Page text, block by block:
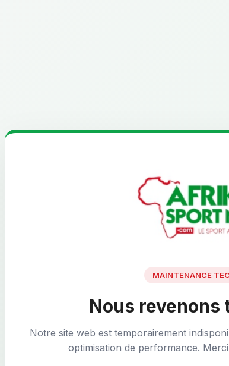
MAINTENANCE
Nous revenons
Notre site web est temporairement
optimisation de performance.